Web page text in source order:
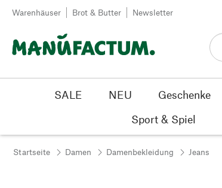
Zum Inhalt springen
Warenhäuser Brot & Butter Newsletter
SALE NEU Geschenke
Sport & Spiel
Startseite Damen Damenbekleidung Jeans